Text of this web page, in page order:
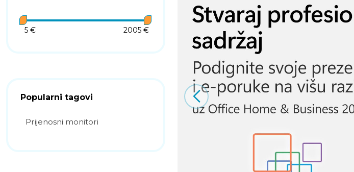
5 € 2005 €
Popularni tagovi
Prijenosni monitori